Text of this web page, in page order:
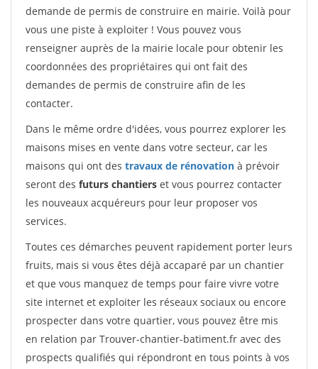
demande de permis de construire en mairie. Voilà pour
vous une piste à exploiter ! Vous pouvez vous
renseigner auprès de la mairie locale pour obtenir les
coordonnées des propriétaires qui ont fait des
demandes de permis de construire afin de les
contacter.
Dans le même ordre d'idées, vous pourrez explorer les
maisons mises en vente dans votre secteur, car les
maisons qui ont des travaux de rénovation à prévoir
seront des futurs chantiers et vous pourrez contacter
les nouveaux acquéreurs pour leur proposer vos
services.
Toutes ces démarches peuvent rapidement porter leurs
fruits, mais si vous êtes déjà accaparé par un chantier
et que vous manquez de temps pour faire vivre votre
site internet et exploiter les réseaux sociaux ou encore
prospecter dans votre quartier, vous pouvez être mis
en relation par Trouver-chantier-batiment.fr avec des
prospects qualifiés qui répondront en tous points à vos